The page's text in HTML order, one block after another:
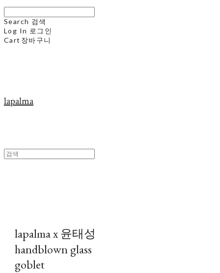
Search 검색
Log In 로그인
Cart 장바구니
lapalma
lapalma x 윤태성
handblown glass
goblet